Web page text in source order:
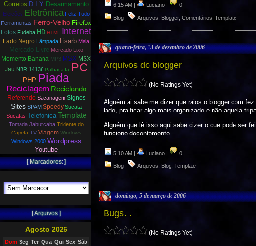
6:15 AM | Luciano | 0
Blog | Arquivos Blogger,Comentários ,Template
quarta-feira, 13 de dezembro de 2006
Arquivos do blogger
(No Ratings Yet)
Alguém ai sabe me dizer que raios o blogger.com
lado, pra ficar algo mais organizado e não aquela
Alguém que lê isso aqui sabe dizer o que pode ser
funcione decentemente.
5:10 AM | Luciano | 0
Blog | Arquivos ,Blog ,Template
domingo, 5 de março de 2006
Bugs…
(No Ratings Yet)
Correios D.I.Y. Desarmamento
Eleições Eletrônica Feliz Tudo
Ferramentas Ferro-Velho Firefox
Fotos Fudeba HD HTML Internet
Lado Negro Lâmpada Lisarb Mala
Mercado Livre Mercado Lixo
Momento Banana MP3 MSX MSX
Jaú NBR 14136 Palhaçada PC
PHP Piada
Reciclagem Reciclando
Referendo Sacanagem Signos
Sites SPAM Speedy Sucata
Sucatas Telefonica Template
Tomada Jabuticaba Tridente do
Capeta TV Viagem Windows
Windows 2000 Wordpress
Youtube
[ Marcadores: ]
[ Arquivos ]
Agosto 2026
Dom Seg Ter Qua Qui Sex Sáb